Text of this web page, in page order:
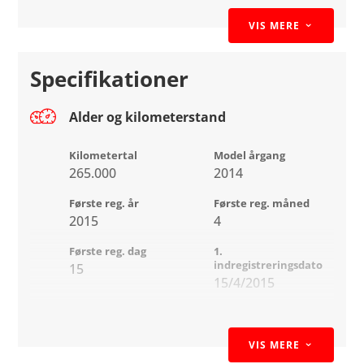
Anhængervægt op til 1.200 kg
✨ Kabine & Komfort
Læderindtræk
Automatisk
klimaanlæg
Trip computer
Læderrat
Navigation
Glastag
Tagbøjler
Tonede ruder
Tågelygter
ABS Bremser
VIS MERE 3
Specifikationer
Alder og kilometerstand
Kilometertal
265.000
Model årgang
2014
Første reg. år
2015
Første reg. måned
4
Første reg. dag
15
1.
indregistreringsdato
15/4/2015
VIS MERE 3